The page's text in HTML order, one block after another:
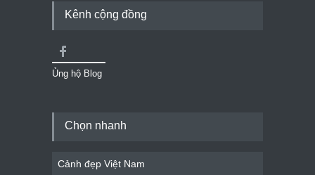
Kênh cộng đồng
Ủng hộ Blog
Chọn nhanh
Cảnh đẹp Việt Nam